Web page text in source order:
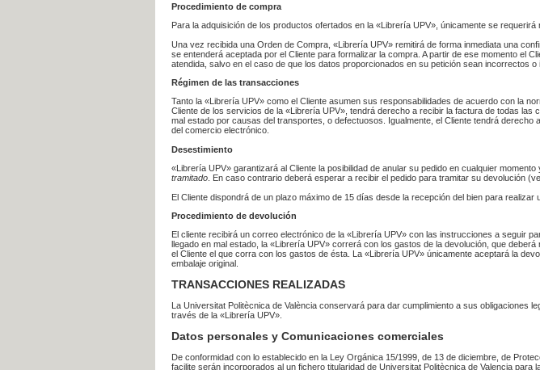
Procedimiento de compra
Para la adquisición de los productos ofertados en la «Librería UPV», únicamente se
Una vez recibida una Orden de Compra, «Librería UPV» remitirá de forma inmediata una
se entenderá aceptada por el Cliente para formalizar la compra. A partir de ese momento el
atendida, salvo en el caso de que los datos proporcionados en su petición sean incorrectos o
Régimen de las transacciones
Tanto la «Librería UPV» como el Cliente asumen sus responsabilidades de acuerdo con la
Cliente de los servicios de la «Librería UPV», tendrá derecho a recibir la factura de todas
mal estado por causas del transportes, o defectuosos. Igualmente, el Cliente tendrá
del comercio electrónico.
Desestimiento
«Librería UPV» garantizará al Cliente la posibilidad de anular su pedido en cualquier
tramitado . En caso contrario deberá esperar a recibir el pedido para tramitar su devolución
El Cliente dispondrá de un plazo máximo de 15 días desde la recepción del bien para realizar
Procedimiento de devolución
El cliente recibirá un correo electrónico de la «Librería UPV» con las instrucciones a seguir
llegado en mal estado, la «Librería UPV» correrá con los gastos de la devolución, que
el Cliente el que corra con los gastos de ésta. La «Librería UPV» únicamente aceptará la
embalaje original.
TRANSACCIONES REALIZADAS
La Universitat Politècnica de València conservará para dar cumplimiento a sus
través de la «Librería UPV».
Datos personales y Comunicaciones comerciales
De conformidad con lo establecido en la Ley Orgánica 15/1999, de 13 de diciembre, de
facilite serán incorporados al un fichero titularidad de Universitat Politècnica de Valencia para